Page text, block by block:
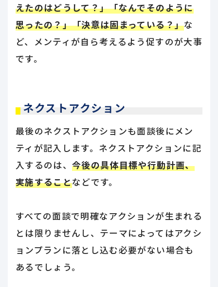
えたのはどうして？」「なんでそのように
思ったの？」「決意は固まっている？」な
ど、メンティが自ら考えるよう促すのが大事
です。
ネクストアクション
最後のネクストアクションも面談後にメン
ティが記入します。ネクストアクションに記
入するのは、今後の具体目標や行動計画、
実施することなどです。
すべての面談で明確なアクションが生まれる
とは限りませんし、テーマによってはアクシ
ョンプランに落とし込む必要がない場合も
あるでしょう。